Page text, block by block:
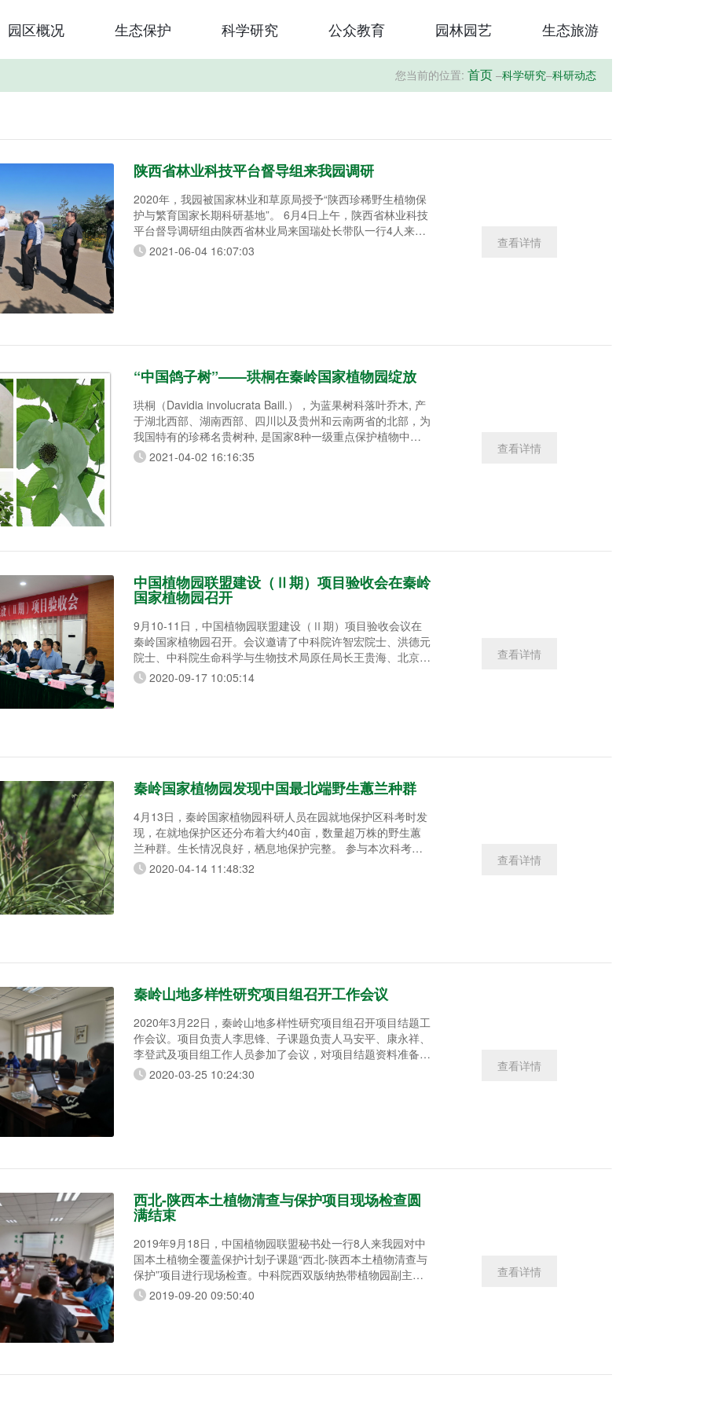
园区概况 生态保护 科学研究 公众教育 园林园艺 生态旅游
您当前的位置: 首页 –科学研究–科研动态
陕西省林业科技平台督导组来我园调研
2020年，我园被国家林业和草原局授予“陕西珍稀野生植物保
护与繁育国家长期科研基地”。 6月4日上午，陕西省林业科技
平台督导调研组由陕西省林业局来国瑞处长带队一行4人来我
园督导调研 “陕西珍稀野生植物保护与繁育国家长期科研基地”
建设情况。我园科研处邢小宇处长、科研中心朱琳副主任等同
2021-06-04 16:07:03
查看详情
“中国鸽子树”——珙桐在秦岭国家植物园绽放
珙桐（Davidia involucrata Baill.），为蓝果树科落叶乔木, 产
于湖北西部、湖南西部、四川以及贵州和云南两省的北部，为
我国特有的珍稀名贵树种, 是国家8种一级重点保护植物中的
珍品。约在100万年前，地球上植被十分丰富，珙桐及其家族
曾繁盛一时，但在第四纪冰川侵袭后，许多植物惨遭灭绝。由
2021-04-02 16:16:35
查看详情
中国植物园联盟建设（Ⅱ期）项目验收会在秦岭
国家植物园召开
9月10-11日，中国植物园联盟建设（Ⅱ期）项目验收会议在
秦岭国家植物园召开。会议邀请了中科院许智宏院士、洪德元
院士、中科院生命科学与生物技术局原任局长王贵海、北京植
物园顾问、教授级高级工程师张佐双、中科院西双版纳热带植
物园研究员许再富担任评审专家。会议由中科院科技促进发展
2020-09-17 10:05:14
查看详情
秦岭国家植物园发现中国最北端野生蕙兰种群
4月13日，秦岭国家植物园科研人员在园就地保护区科考时发
现，在就地保护区还分布着大约40亩，数量超万株的野生蕙
兰种群。生长情况良好，栖息地保护完整。 参与本次科考的
中国植物分类学专家、西北农林科技大学教授吴振海讲，这是
至今发现在中国纬度最北端、秦岭北麓、温带南缘，面积之
2020-04-14 11:48:32
查看详情
秦岭山地多样性研究项目组召开工作会议
2020年3月22日，秦岭山地多样性研究项目组召开项目结题工
作会议。项目负责人李思锋、子课题负责人马安平、康永祥、
李登武及项目组工作人员参加了会议，对项目结题资料准备情
况进行全面部署，并对种质资源圃物种保育现状进行了实地查
看。会上李思锋研究员就项目结题工作进行了进一步安排，夯
2020-03-25 10:24:30
查看详情
西北-陕西本土植物清查与保护项目现场检查圆
满结束
2019年9月18日，中国植物园联盟秘书处一行8人来我园对中
国本土植物全覆盖保护计划子课题“西北-陕西本土植物清查与
保护”项目进行现场检查。中科院西双版纳热带植物园副主任
胡华斌任检查组组长。 在我园召开了“西北-陕西本土植物清查
与保护”项目现场检查工作会，会上检查组成员听取了我园项
2019-09-20 09:50:40
查看详情